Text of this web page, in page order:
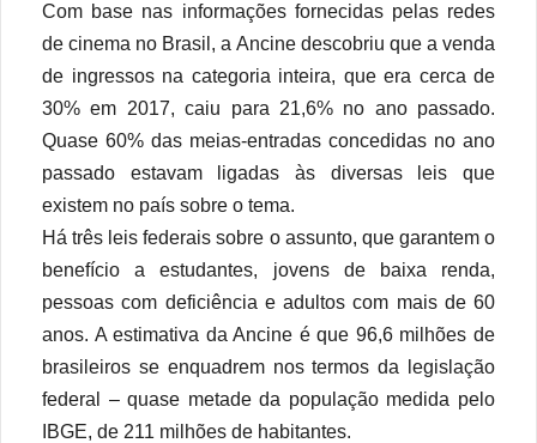
Com base nas informações fornecidas pelas redes
de cinema no Brasil, a Ancine descobriu que a venda
de ingressos na categoria inteira, que era cerca de
30% em 2017, caiu para 21,6% no ano passado.
Quase 60% das meias-entradas concedidas no ano
passado estavam ligadas às diversas leis que
existem no país sobre o tema.
Há três leis federais sobre o assunto, que garantem o
benefício a estudantes, jovens de baixa renda,
pessoas com deficiência e adultos com mais de 60
anos. A estimativa da Ancine é que 96,6 milhões de
brasileiros se enquadrem nos termos da legislação
federal – quase metade da população medida pelo
IBGE, de 211 milhões de habitantes.